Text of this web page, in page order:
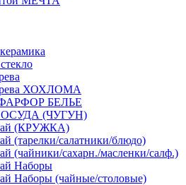
ХОХЛОМА
БЕЛЬЕ
(ЧУГУН)
(КРУЖКА)
(тарелки/салатники/блюдо)
(чайники/сахарн./масленки/салф.)
Наборы
Наборы (чайные/столовые)